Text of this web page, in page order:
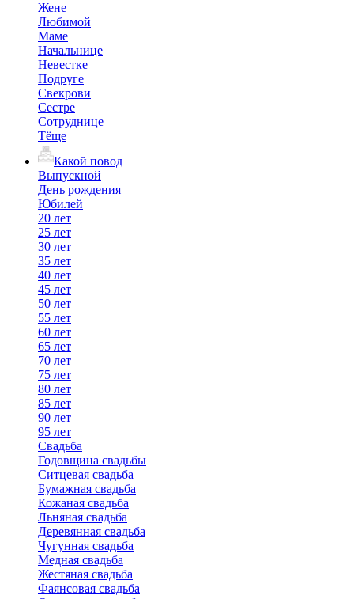
Жене
Любимой
Маме
Начальнице
Невестке
Подруге
Свекрови
Сестре
Сотруднице
Тёще
Какой повод
Выпускной
День рождения
Юбилей
20 лет
25 лет
30 лет
35 лет
40 лет
45 лет
50 лет
55 лет
60 лет
65 лет
70 лет
75 лет
80 лет
85 лет
90 лет
95 лет
Свадьба
Годовщина свадьбы
Ситцевая свадьба
Бумажная свадьба
Кожаная свадьба
Льняная свадьба
Деревянная свадьба
Чугунная свадьба
Медная свадьба
Жестяная свадьба
Фаянсовая свадьба